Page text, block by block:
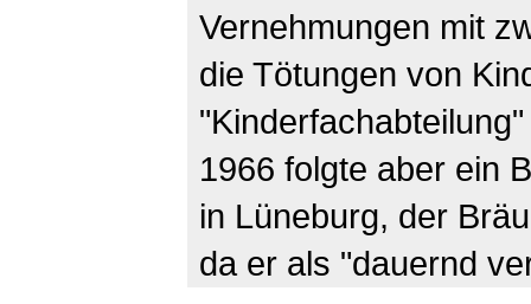
Vernehmungen mit
die Tötungen von
1966 folgte aber ein
in Lüneburg, der
da er als "dauernd